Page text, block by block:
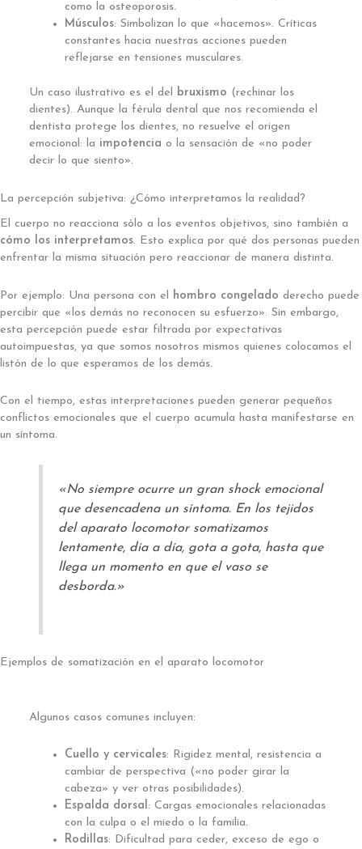
como la osteoporosis.
Músculos: Simbolizan lo que «hacemos». Críticas
constantes hacia nuestras acciones pueden
reflejarse en tensiones musculares.
Un caso ilustrativo es el del bruxismo (rechinar los
dientes). Aunque la férula dental que nos recomienda el
dentista protege los dientes, no resuelve el origen
emocional: la impotencia o la sensación de «no poder
decir lo que siento».
La percepción subjetiva: ¿Cómo interpretamos la realidad?
El cuerpo no reacciona sólo a los eventos objetivos, sino también a
cómo los interpretamos. Esto explica por qué dos personas pueden
enfrentar la misma situación pero reaccionar de manera distinta.
Por ejemplo: Una persona con el hombro congelado derecho puede
percibir que «los demás no reconocen su esfuerzo». Sin embargo,
esta percepción puede estar filtrada por expectativas
autoimpuestas, ya que somos nosotros mismos quienes colocamos el
listón de lo que esperamos de los demás.
Con el tiempo, estas interpretaciones pueden generar pequeños
conflictos emocionales que el cuerpo acumula hasta manifestarse en
un síntoma.
«No siempre ocurre un gran shock emocional
que desencadena un síntoma. En los tejidos
del aparato locomotor somatizamos
lentamente, día a día, gota a gota, hasta que
llega un momento en que el vaso se
desborda.»
Ejemplos de somatización en el aparato locomotor
Algunos casos comunes incluyen:
Cuello y cervicales: Rigidez mental, resistencia a
cambiar de perspectiva («no poder girar la
cabeza» y ver otras posibilidades).
Espalda dorsal: Cargas emocionales relacionadas
con la culpa o el miedo o la familia.
Rodillas: Dificultad para ceder, exceso de ego o